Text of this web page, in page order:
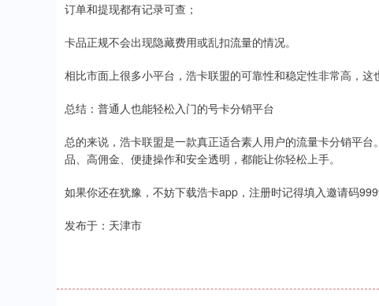
订单和提现都有记录可查；
卡品正规不会出现隐藏费用或乱扣流量的情况。
相比市面上很多小平台，浩卡联盟的可靠性和稳定性非常高，这
总结：普通人也能轻松入门的号卡分销平台
总的来说，浩卡联盟是一款真正适合素人用户的流量卡分销平
品、高佣金、便捷操作和安全透明，都能让你轻松上手。
如果你还在犹豫，不妨下载浩卡app，注册时记得填入邀请码
发布于：天津市